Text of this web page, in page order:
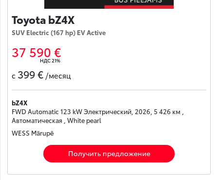
Toyota bZ4X
SUV Electric (167 hp) EV Active
37 590 €
НДС 21%
с 399 € /месяц
bZ4X
FWD Automatic 123 kW Электрический, 2026, 5 426 км ,
Автоматическая , White pearl
WESS Mārupē
Получить предложение